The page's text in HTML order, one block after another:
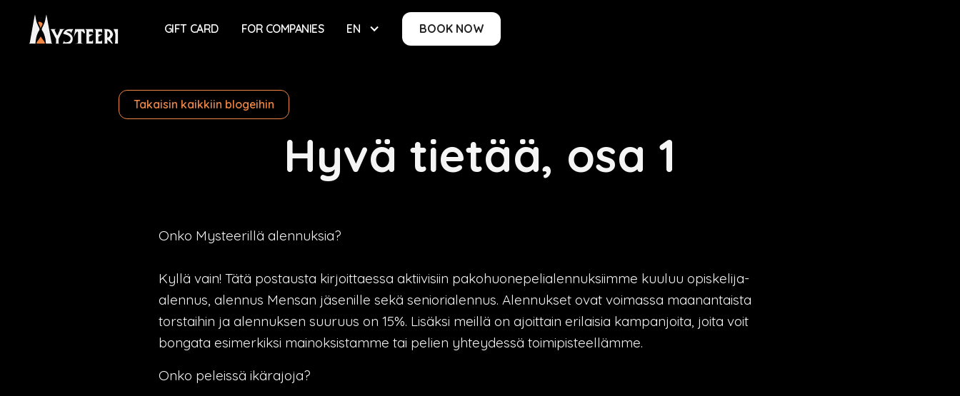
GIFT CARD FOR COMPANIES EN BOOK NOW
Takaisin kaikkiin blogeihin
Hyvä tietää, osa 1
Onko Mysteerillä alennuksia?
Kyllä vain! Tätä postausta kirjoittaessa aktiivisiin pakohuonepelialennuksiimme kuuluu opiskelija-
alennus, alennus Mensan jäsenille sekä seniorialennus. Alennukset ovat voimassa maanantaista
torstaihin ja alennuksen suuruus on 15%. Lisäksi meillä on ajoittain erilaisia kampanjoita, joita voit
bongata esimerkiksi mainoksistamme tai pelien yhteydessä toimipisteellämme.
Onko peleissä ikärajoja?